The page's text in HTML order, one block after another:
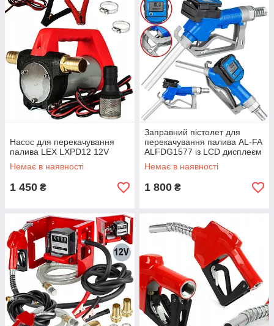
Насос для перекачування
палива LEX LXPD12 12V
Немає в наявності
1 450 ₴
Заправний пістолет для
перекачування палива AL-FA
ALFDG1577 із LCD дисплеєм
Немає в наявності
1 800 ₴